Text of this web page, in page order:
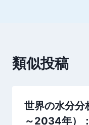
シ
ョ
類似投稿
世界の水分
～2034年）